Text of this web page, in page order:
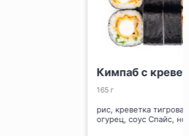
Кимпаб с креветкой
рис, креветка тигровая темпура,